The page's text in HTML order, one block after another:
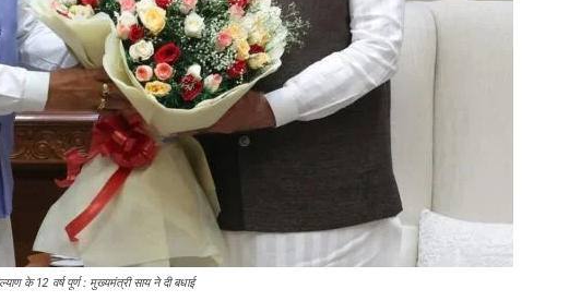
के 12 वर्ष पूर्ण : मुख्यमंत्री साय ने दी बधाई